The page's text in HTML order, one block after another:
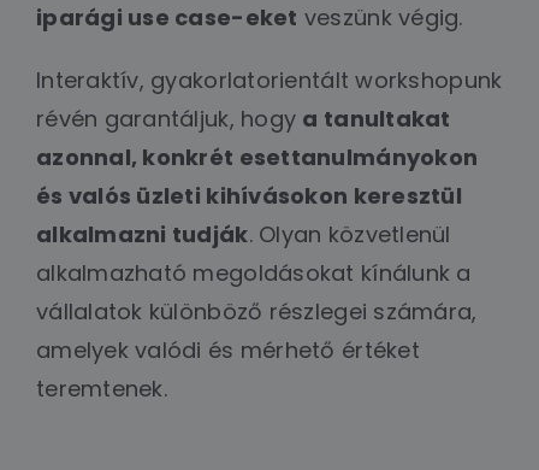
iparági use case-eket veszünk végig.
Interaktív, gyakorlatorientált workshopunk
révén garantáljuk, hogy a tanultakat
azonnal, konkrét esettanulmányokon
és valós üzleti kihívásokon keresztül
alkalmazni tudják. Olyan közvetlenül
alkalmazható megoldásokat kínálunk a
vállalatok különböző részlegei számára,
amelyek valódi és mérhető értéket
teremtenek.